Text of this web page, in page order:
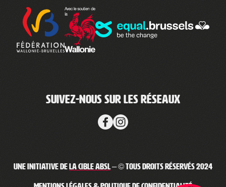
Suivez-nous sur les réseaux
Une initiative deLa Cible ABSL– © Tous droits réservés 2024